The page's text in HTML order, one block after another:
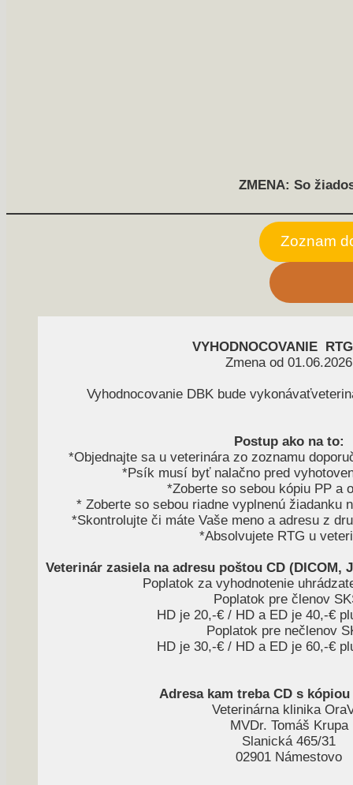
ZMENA: So
Zoznam
VYHODNOCOVANIE
Zmena od 01.06.2026
Vyhodnocovanie DBK bude
Postup ako na to:
*Objednajte sa u veterinára zo zoznamu
*Psík musí byť nalačno pred
*Zoberte so sebou kópiu PP a
* Zoberte so sebou riadne vyplnenú žiadanku
*Skontrolujte či máte Vaše meno a adresu z
*Absolvujete RTG u
Veterinár zasiela na adresu poštou CD (DICOM,
Poplatok za vyhodnotenie
Poplatok pre členov
HD je 20,-€ / HD a ED je 40,-€
Poplatok pre nečlenov
HD je 30,-€ / HD a ED je 60,-€
Adresa kam treba CD s
Veterinárna klinika
MVDr. Tomáš Krupa
Slanická 465/31
02901 Námestovo